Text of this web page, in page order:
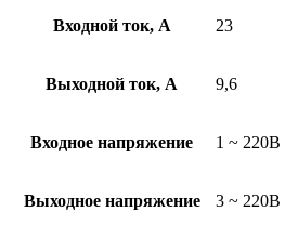
Входной ток, А 23
Выходной ток, А 9,6
Входное напряжение 1 ~
Выходное напряжение 3 ~ 220B